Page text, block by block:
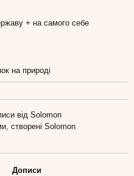
+ на самого себе
на природі
від Solomon
створені Solomon
Дописи